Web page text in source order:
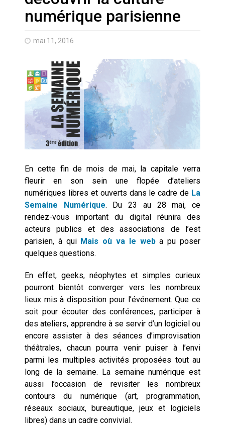
Quand Mistral veut moraliser le
Commentaire sur la polémique
des perroquets
Les syndicats, (tout) contre l’IA
En Seine-et-Marne, le projet de
Campus IA doit sortir des
champs : « On impose et copie
Addendum sur les machines à
laver, et l’intelligence artificielle
La vaste blague du macronisme
crypto-spatial
Technostress et IA générative :
le remplacement n’est pas le
cœur du problème
numérique parisienne
mai 11, 2016
En cette fin de mois de mai, la capitale verra
fleurir en son sein une flopée d’ateliers
numériques libres et ouverts dans le cadre de La
Semaine Numérique. Du 23 au 28 mai, ce
rendez-vous important du digital réunira des
acteurs publics et des associations de l’est
parisien, à qui Mais où va le weba pu poser
quelques questions.
En effet, geeks, néophytes et simples curieux
pourront bientôt converger vers les nombreux
lieux mis à disposition pour l’événement. Que ce
soit pour écouter des conférences, participer à
des ateliers, apprendre à se servir d’un logiciel ou
encore assister à des séances d’improvisation
théâtrales, chacun pourra venir puiser à l’envi
parmi les multiples activités proposées tout au
long de la semaine. La semaine numérique est
aussi l’occasion de revisiter les nombreux
contours du numérique (art, programmation,
réseaux sociaux, bureautique, jeux et logiciels
libres) dans un cadre convivial.